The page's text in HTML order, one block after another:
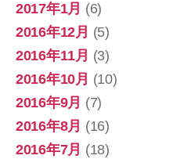
2017年1月 (6)
2016年12月 (5)
2016年11月 (3)
2016年10月 (10)
2016年9月 (7)
2016年8月 (16)
2016年7月 (18)